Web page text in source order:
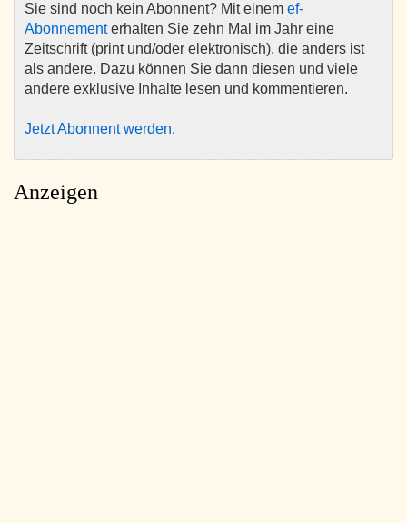
Sie sind noch kein Abonnent? Mit einem ef-
Abonnementerhalten Sie zehn Mal im Jahr eine
Zeitschrift (print und/oder elektronisch), die anders ist
als andere. Dazu können Sie dann diesen und viele
andere exklusive Inhalte lesen und kommentieren.
Jetzt Abonnent werden.
Anzeigen